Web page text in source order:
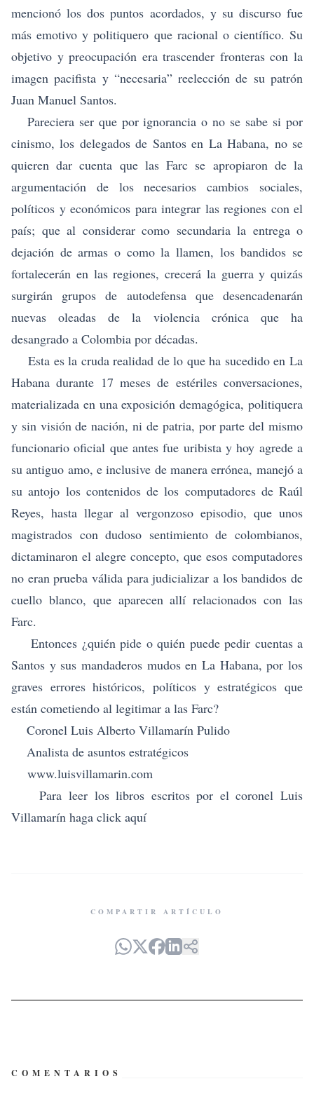
mencionó los dos puntos acordados, y su discurso fue
más emotivo y politiquero que racional o científico. Su
objetivo y preocupación era trascender fronteras con la
imagen pacifista y “necesaria” reelección de su patrón
Juan Manuel Santos.
Pareciera ser que por ignorancia o no se sabe si por
cinismo, los delegados de Santos en La Habana, no se
quieren dar cuenta que las Farc se apropiaron de la
argumentación de los necesarios cambios sociales,
políticos y económicos para integrar las regiones con el
país; que al considerar como secundaria la entrega o
dejación de armas o como la llamen, los bandidos se
fortalecerán en las regiones, crecerá la guerra y quizás
surgirán grupos de autodefensa que desencadenarán
nuevas oleadas de la violencia crónica que ha
desangrado a Colombia por décadas.
Esta es la cruda realidad de lo que ha sucedido en La
Habana durante 17 meses de estériles conversaciones,
materializada en una exposición demagógica, politiquera
y sin visión de nación, ni de patria, por parte del mismo
funcionario oficial que antes fue uribista y hoy agrede a
su antiguo amo, e inclusive de manera errónea, manejó a
su antojo los contenidos de los computadores de Raúl
Reyes, hasta llegar al vergonzoso episodio, que unos
magistrados con dudoso sentimiento de colombianos,
dictaminaron el alegre concepto, que esos computadores
no eran prueba válida para judicializar a los bandidos de
cuello blanco, que aparecen allí relacionados con las
Farc.
Entonces ¿quién pide o quién puede pedir cuentas a
Santos y sus mandaderos mudos en La Habana, por los
graves errores históricos, políticos y estratégicos que
están cometiendo al legitimar a las Farc?
Coronel Luis Alberto Villamarín Pulido
Analista de asuntos estratégicos
www.luisvillamarin.com
Para leer los libros escritos por el coronel Luis
Villamarín haga click aquí
COMPARTIR ARTÍCULO
COMENTARIOS